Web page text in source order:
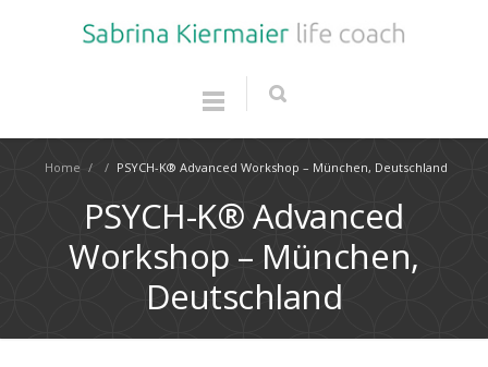
Home / / PSYCH-K® Advanced Workshop – München, Deutschland
PSYCH-K® Advanced
Workshop – München,
Deutschland